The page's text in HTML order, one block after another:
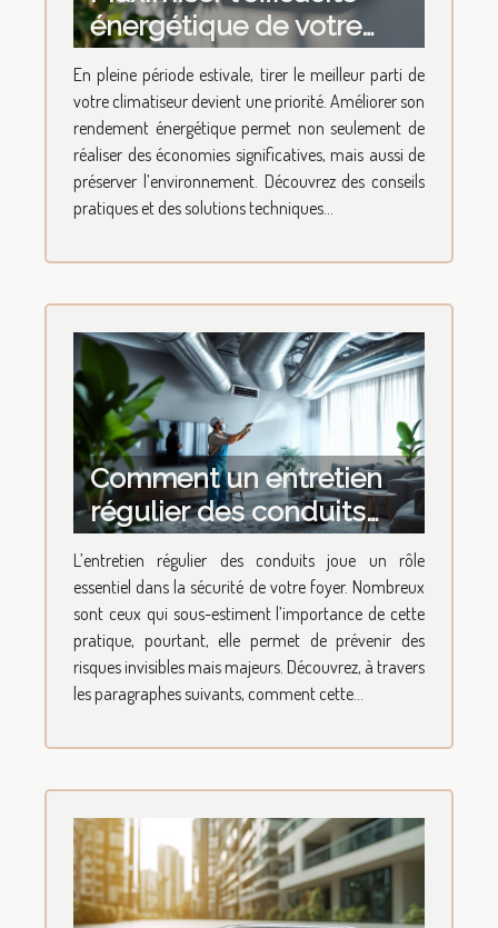
énergétique de votre
climatiseur
En pleine période estivale, tirer le meilleur parti de
votre climatiseur devient une priorité. Améliorer son
rendement énergétique permet non seulement de
réaliser des économies significatives, mais aussi de
préserver l’environnement. Découvrez des conseils
pratiques et des solutions techniques...
Comment un entretien
régulier des conduits
augmente-t-il la sécurité
de votre foyer ?
L’entretien régulier des conduits joue un rôle
essentiel dans la sécurité de votre foyer. Nombreux
sont ceux qui sous-estiment l’importance de cette
pratique, pourtant, elle permet de prévenir des
risques invisibles mais majeurs. Découvrez, à travers
les paragraphes suivants, comment cette...